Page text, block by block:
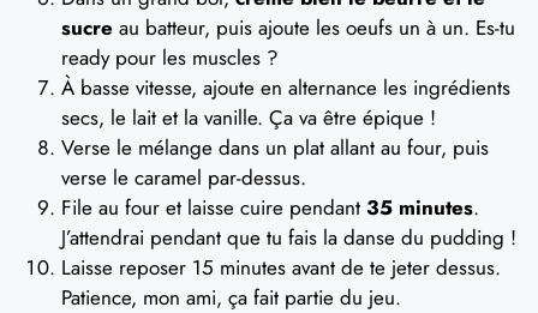
sucre au batteur, puis ajoute les oeufs un à un. Es-tu
ready pour les muscles ?
À basse vitesse, ajoute en alternance les ingrédients
secs, le lait et la vanille. Ça va être épique !
Verse le mélange dans un plat allant au four, puis
verse le caramel par-dessus.
File au four et laisse cuire pendant 35 minutes.
J’attendrai pendant que tu fais la danse du pudding !
Laisse reposer 15 minutes avant de te jeter dessus.
Patience, mon ami, ça fait partie du jeu.